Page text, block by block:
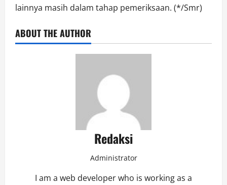
lainnya masih dalam tahap pemeriksaan. (*/Smr)
ABOUT THE AUTHOR
Redaksi
Administrator
I am a web developer who is working as a